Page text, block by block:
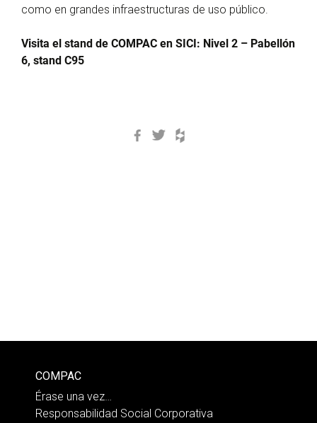
como en grandes infraestructuras de uso público.
Visita el stand de COMPAC en SICI: Nivel 2 – Pabellón
6, stand C95
Facebook
Twitter
COMPAC
Érase una vez…
Responsabilidad Social Corporativa